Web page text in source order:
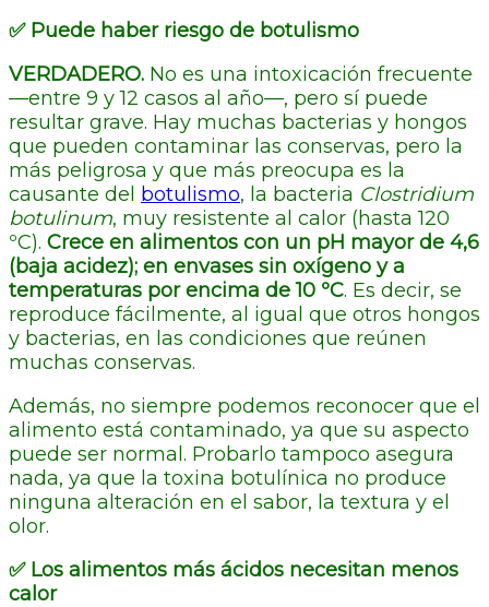
✅Puede haber riesgo de botulismo
VERDADERO. No es una intoxicación frecuente
—entre 9 y 12 casos al año—, pero sí puede
resultar grave. Hay muchas bacterias y hongos
que pueden contaminar las conservas, pero la
más peligrosa y que más preocupa es la
causante del botulismo, la bacteria Clostridium
botulinum, muy resistente al calor (hasta 120
ºC). Crece en alimentos con un pH mayor de 4,6
(baja acidez); en envases sin oxígeno y a
temperaturas por encima de 10 ºC. Es decir, se
reproduce fácilmente, al igual que otros hongos
y bacterias, en las condiciones que reúnen
muchas conservas.
Además, no siempre podemos reconocer que el
alimento está contaminado, ya que su aspecto
puede ser normal. Probarlo tampoco asegura
nada, ya que la toxina botulínica no produce
ninguna alteración en el sabor, la textura y el
olor.
✅Los alimentos más ácidos necesitan menos
calor